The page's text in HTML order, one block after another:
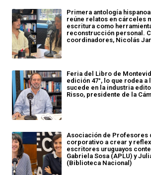
Primera antología
reúne relatos en cárceles
escritura como
reconstrucción personal.
coordinadores, Nicolás
Feria del Libro de
edición 47°, lo que rodea a
sucede en la industria
Risso, presidente de la
Asociación de Profesores
corporativo a crear y
escritores uruguayos
Gabriela Sosa (APLU) y
(Biblioteca Nacional)